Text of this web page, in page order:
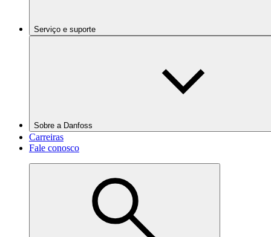
Serviço e suporte
Sobre a Danfoss
Carreiras
Fale conosco